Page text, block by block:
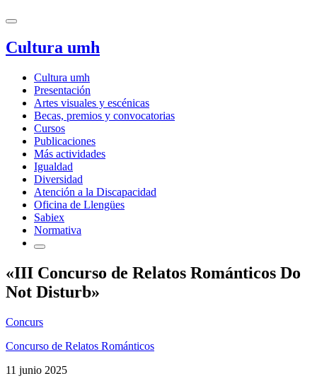
Cultura umh
Cultura umh
Presentación
Artes visuales y escénicas
Becas, premios y convocatorias
Cursos
Publicaciones
Más actividades
Igualdad
Diversidad
Atención a la Discapacidad
Oficina de Llengües
Sabiex
Normativa
«III Concurso de Relatos Románticos Do
Not Disturb»
Concurs
Concurso de Relatos Románticos
11 junio 2025